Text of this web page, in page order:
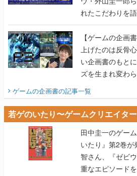
れたこだわりを
画書】
【ゲームの企画
上げたのは反骨
い企画書のもと
ズを生まれ変わ
ビュー】
ゲームの企画書の記事一覧
若ゲのいたり〜ゲームクリエイタ
田中圭一のゲー
いたり』第2巻
智さん、『ゼビ
重なエピソード